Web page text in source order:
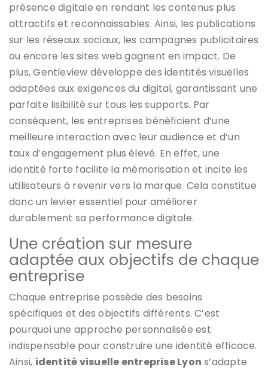
présence digitale en rendant les contenus plus
attractifs et reconnaissables. Ainsi, les publications
sur les réseaux sociaux, les campagnes publicitaires
ou encore les sites web gagnent en impact. De
plus, Gentleview développe des identités visuelles
adaptées aux exigences du digital, garantissant une
parfaite lisibilité sur tous les supports. Par
conséquent, les entreprises bénéficient d’une
meilleure interaction avec leur audience et d’un
taux d’engagement plus élevé. En effet, une
identité forte facilite la mémorisation et incite les
utilisateurs à revenir vers la marque. Cela constitue
donc un levier essentiel pour améliorer
durablement sa performance digitale.
Une création sur mesure
adaptée aux objectifs de chaque
entreprise
Chaque entreprise possède des besoins
spécifiques et des objectifs différents. C’est
pourquoi une approche personnalisée est
indispensable pour construire une identité efficace.
Ainsi, identité visuelle entreprise Lyon s’adapte